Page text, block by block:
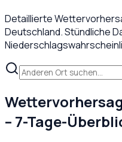
Detaillierte
Deutschland. Stündliche
– 7-Tage-